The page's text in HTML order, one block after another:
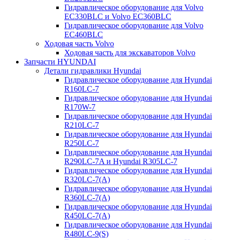
Гидравлическое оборудование для Volvo
EC330BLC и Volvo EC360BLC
Гидравлическое оборудование для Volvo
EC460BLC
Ходовая часть Volvo
Ходовая часть для экскаваторов Volvo
Запчасти HYUNDAI
Детали гидравлики Hyundai
Гидравлическое оборудование для Hyundai
R160LC-7
Гидравлическое оборудование для Hyundai
R170W-7
Гидравлическое оборудование для Hyundai
R210LC-7
Гидравлическое оборудование для Hyundai
R250LC-7
Гидравлическое оборудование для Hyundai
R290LC-7A и Hyundai R305LC-7
Гидравлическое оборудование для Hyundai
R320LC-7(A)
Гидравлическое оборудование для Hyundai
R360LC-7(A)
Гидравлическое оборудование для Hyundai
R450LC-7(A)
Гидравлическое оборудование для Hyundai
R480LC-9(S)